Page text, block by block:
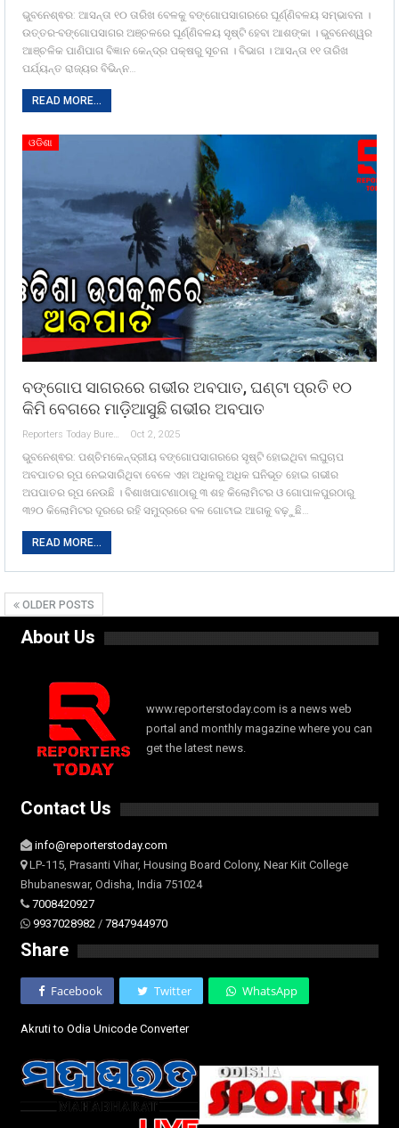
ଭୁବନେଶ୍ଵର: ଆସନ୍ତା ୧୦ ତାରିଖ ବେଳକୁ ବଙ୍ଗୋପସାଗରରେ ଘୂର୍ଣ୍ଣିବଳୟ ସମ୍ଭାବନା ।
ଉତ୍ତର-ବଙ୍ଗୋପସାଗର ଅଞ୍ଚଳରେ ଘୂର୍ଣ୍ଣିବଳୟ ସୃଷ୍ଟି ହେବା ଆଶଙ୍କା । ଭୁବନେଶ୍ୱର
ଆଞ୍ଚଳିକ ପାଣିପାଗ ବିଜ୍ଞାନ କେନ୍ଦ୍ର ପକ୍ଷରୁ ସୂଚନା । ବିଭାଗ । ଆସନ୍ତା ୧୧ ତାରିଖ
ପର୍ଯ୍ୟନ୍ତ ରାଜ୍ୟର ବିଭିନ୍ନ…
READ MORE...
ଓଡିଶା
ବଙ୍ଗୋପ ସାଗରରେ ଗଭୀର ଅବପାତ, ଘଣ୍ଟା ପ୍ରତି ୧୦
କିମି ବେଗରେ ମାଡ଼ିଆସୁଛି ଗଭୀର ଅବପାତ
Reporters Today Bureau Oct 2, 2025
ଭୁବନେଶ୍ଵର: ପଶ୍ଚିମକେନ୍ଦ୍ରୀୟ ବଙ୍ଗୋପସାଗରରେ ସୃଷ୍ଟି ହୋଇଥିବା ଲଘୁଚାପ
ଅବପାତର ରୂପ ନେଇସାରିଥିବା ବେଳେ ଏହା ଅଧିକରୁ ଅଧିକ ଘନିଭୂତ ହୋଇ ଗଭୀର
ଅପପାତର ରୂପ ନେଉଛି । ବିଶାଖପାଟଣାଠାରୁ ୩ ଶହ କିଲୋମିଟର ଓ ଗୋପାଳପୁରଠାରୁ
୩୨୦ କିଲୋମିଟର ଦୂରରେ ରହି ସମୁଦ୍ରରେ ବଳ ଗୋଟାଇ ଆଗକୁ ବଢ଼ୁଛି…
READ MORE...
OLDER POSTS
About Us
www.reporterstoday.com is a news web
portal and monthly magazine where you can
get the latest news.
Contact Us
info@reporterstoday.com
LP-115, Prasanti Vihar, Housing Board Colony, Near Kiit College
Bhubaneswar, Odisha, India 751024
7008420927
9937028982 / 7847944970
Share
Facebook Twitter WhatsApp
Akruti to Odia Unicode Converter